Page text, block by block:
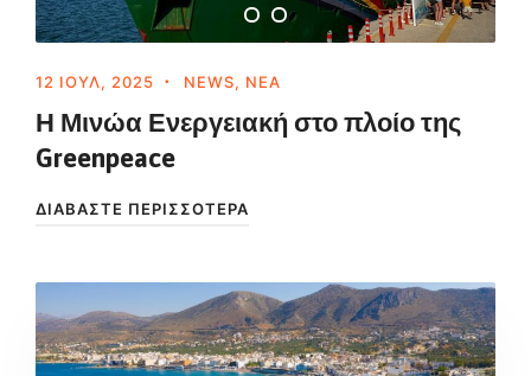
12 ΙΟΎΛ, 2025 NEWS, ΝΈΑ
Η Μινώα Ενεργειακή στο πλοίο της
Greenpeace
ΔΙΑΒΆΣΤΕ ΠΕΡΙΣΣΌΤΕΡΑ